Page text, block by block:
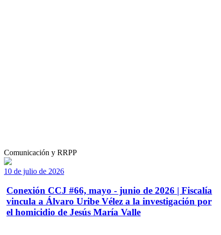
Comunicación y RRPP
10 de julio de 2026
Conexión CCJ #66, mayo - junio de 2026 | Fiscalía
vincula a Álvaro Uribe Vélez a la investigación por
el homicidio de Jesús María Valle